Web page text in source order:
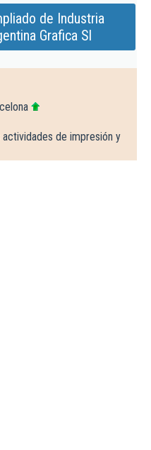
de Industria
Grafica Sl
de impresión y